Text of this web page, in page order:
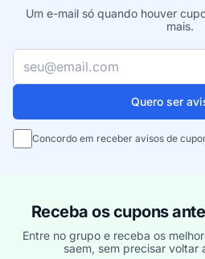
Um e-mail só quando houver
mais.
Seu e-mail
Quero ser
Concordo em receber avisos de
Receba os cupons
Entre no grupo e receba os
saem, sem precisar voltar